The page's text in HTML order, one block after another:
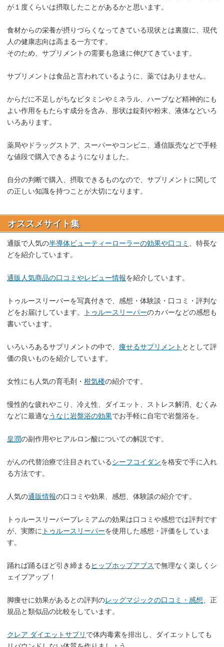
が１度くらいは摂取したことがあるかと思います。
食材からの栄養が摂りづらくなってきている現状とは裏腹に、現代
人の健康志向は高まる一方です。
そのため、サプリメントの需要も急速に伸びてきています。
サプリメントは食品と言われているように、薬ではありません。
からだに不足しがちなビタミンやミネラル、ハーブなど精神的にも
よい作用をもたらす成分を含み、形状は錠剤や粉末、液体などいろ
いろあります。
薬局やドラッグストア、スーパーやコンビニ、通信販売などで手軽
な値段で購入できるようになりました。
自分の判断で購入、摂取できるものなので、サプリメントに関して
の正しい知識を持つことが大切になります。
オススメサイト集
通販で人気の半導体ビューティーローラーの効果や口コミ
、特長な
どを紹介しています。
通販人気商品の口コミやレビュー情報を紹介しています。
トゥルースリーパーを写真付きで、感想・体験談・口コミ・評判な
どをお届けしています。
トゥルースリーパーのカバーなどの感想も
書いています。
いろいろあるサプリメントの中で、 痩せるサプリメント ととして評
価の良いものを紹介しています。
女性にも人気の育毛剤・ 柑気楼の紹介です。
慢性的な疲れやこり、冷え性、ダイエット、ストレス解消、むくみ
などに最適なうなじ岩盤浴の効果でお手軽に自宅で岩盤浴を。
皇潤の副作用やヒアルロン酸についての解説です。
がんの代替治療で注目されているシーフコイダンを格安で手に入れ
る方法です。
人気の通販情報の口コミや効果、感想、体験談の紹介です。
トゥルースリーパープレミアムの効果は口コミや感想では評判です
が、実際に トゥルースリーパーを使用した感想・評価をしていま
す。
踊れば踊るほど引き締まる ヒップホップアブスで無理なく楽しくシ
ェイプアップ！
脚痩せに効果があるとの評判のレッグマジックの口コミ・感想 、正
規品と類似品の比較をしています。
クレア ダイエットサプリ で体内毒素を排出し、ダイエットしても